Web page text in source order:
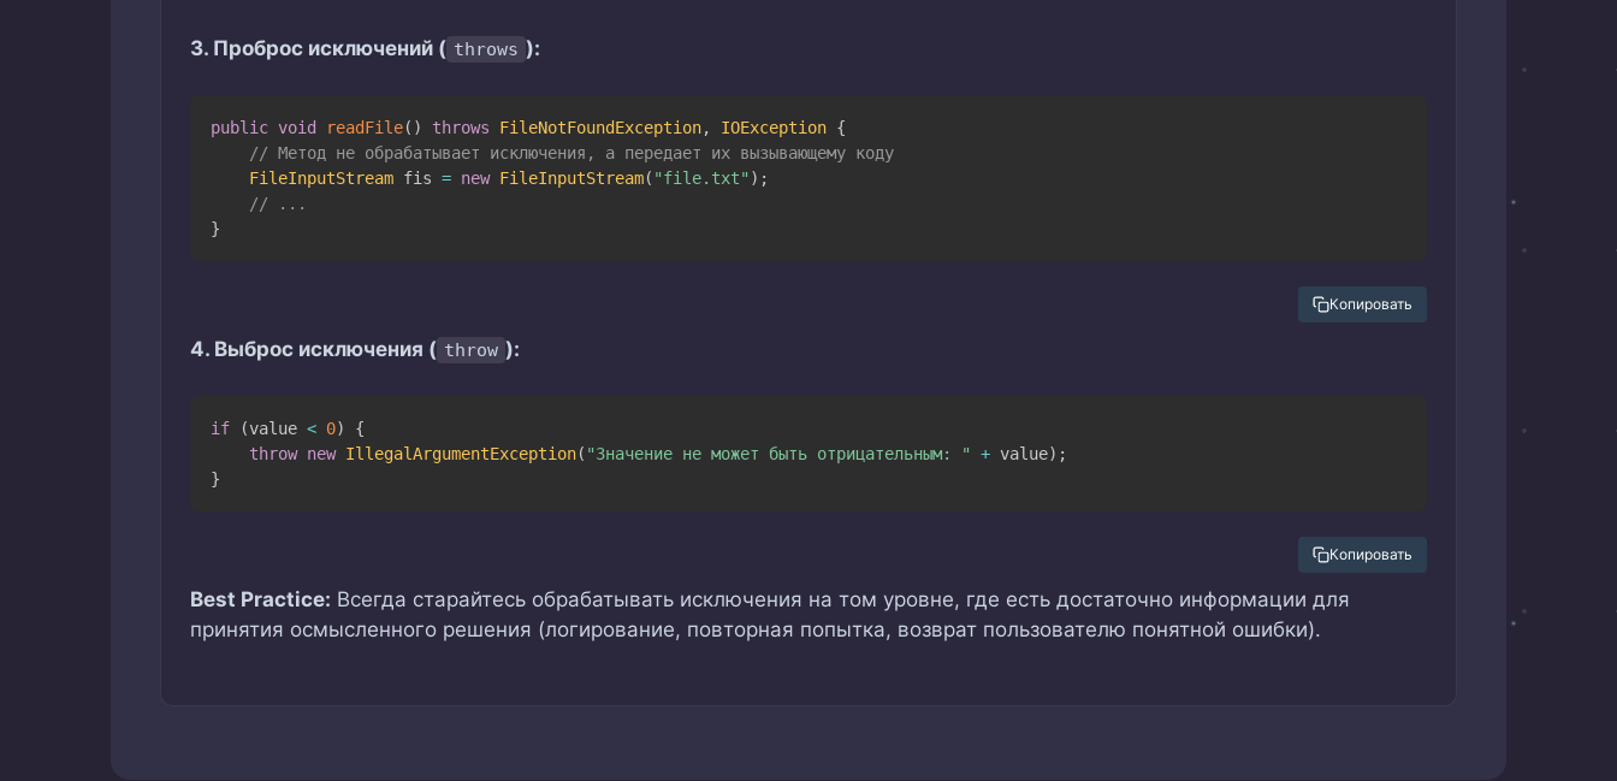
3. Проброс исключений ( throws ):
public void readFile( ) throws FileNotFoundException, IOException {
// Метод не обрабатывает исключения, а передает их вызывающему коду
FileInputStream fis = new FileInputStream( "file.txt" ) ;
// ...
}
Копировать
4. Выброс исключения ( throw ):
if (value < 0)
{
throw new IllegalArgumentException( "Значение не может быть отрицательным: " + value) ;
}
Копировать
Best Practice: Всегда старайтесь обрабатывать исключения на том уровне, где есть достаточно информации для
принятия осмысленного решения (логирование, повторная попытка, возврат пользователю понятной ошибки).